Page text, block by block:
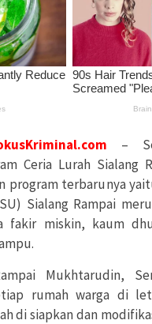
–
Ceria Lurah Sialang
program terbarunya
Sialang Rampai
fakir miskin, kaum
Mukhtarudin,
rumah warga di
di siapkan dan